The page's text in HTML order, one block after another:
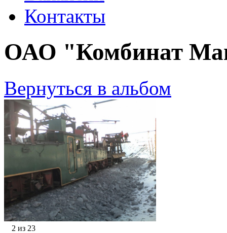
Контакты
ОАО "Комбинат
Вернуться в альбом
2 из 23